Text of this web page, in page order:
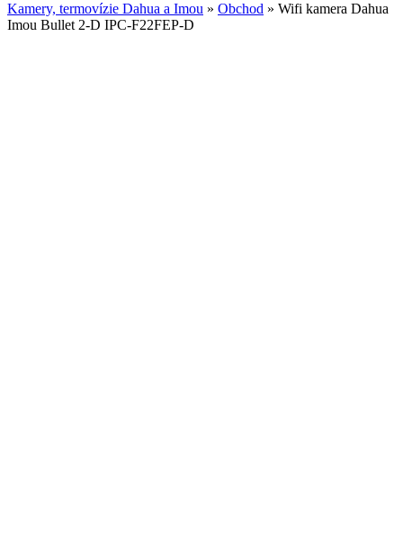
Kamery, termovízie Dahua a Imou » Obchod » Wifi kamera Dahua
Imou Bullet 2-D IPC-F22FEP-D